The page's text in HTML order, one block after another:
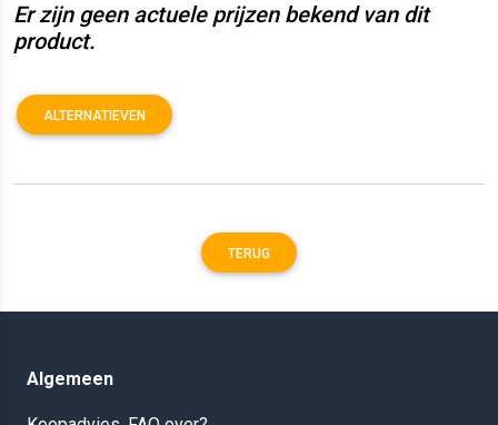
Er zijn geen actuele prijzen bekend van dit
product.
ALTERNATIEVEN
TERUG
Algemeen